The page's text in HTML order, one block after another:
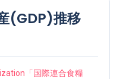
(GDP)推移
「国際連合食糧